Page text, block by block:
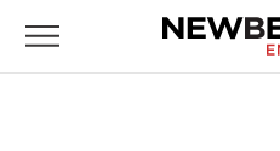
Primary
NewBeauty